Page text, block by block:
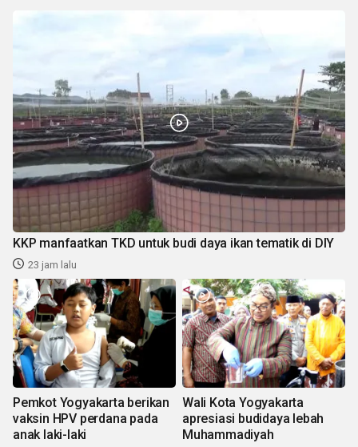
KKP manfaatkan TKD untuk budi daya ikan tematik di DIY
23 jam lalu
Pemkot Yogyakarta berikan
vaksin HPV perdana pada
anak laki-laki
Wali Kota Yogyakarta
apresiasi budidaya lebah
Muhammadiyah